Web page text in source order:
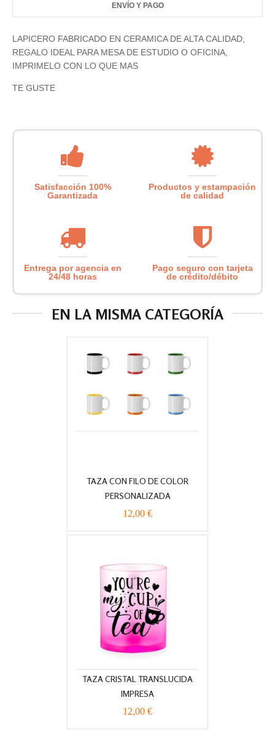
ENVÍO Y PAGO
LAPICERO FABRICADO EN CERAMICA DE ALTA CALIDAD,
REGALO IDEAL PARA MESA DE ESTUDIO O OFICINA,
IMPRIMELO CON LO QUE MAS
TE GUSTE
Satisfacción 100%
Garantizada
Productos y estampación
de calidad
Entrega por agencia en
24/48 horas
Pago seguro con tarjeta
de crédito/débito
EN LA MISMA CATEGORÍA
TAZA CON FILO DE COLOR
PERSONALIZADA
12,00 €
TAZA CRISTAL TRANSLUCIDA
IMPRESA
12,00 €